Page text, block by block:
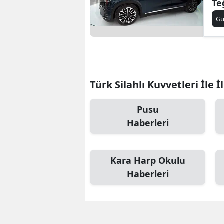
Türk Silahlı Kuvvetleri İle
Pusu
Haberleri
Kara Harp Okulu
Haberleri